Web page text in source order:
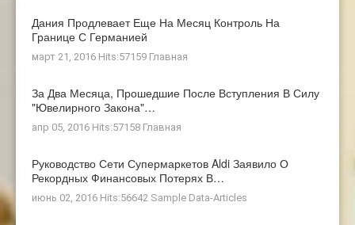
Дания Продлевает Еще На Месяц Контроль На
Границе С Германией
март 21, 2016 Hits:57159 Главная
За Два Месяца, Прошедшие После Вступления В Силу
"ювелирного Закона"…
апр 05, 2016 Hits:57158 Главная
Руководство Сети Супермаркетов Aldi Заявило О
Рекордных Финансовых Потерях В…
июнь 02, 2016 Hits:56642 Sample Data-Articles